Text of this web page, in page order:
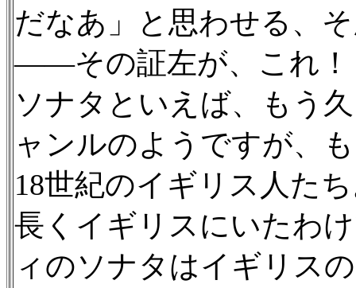
だなあ」と思わせる、
——その証左が、これ！
ソナタといえば、もう
ャンルのようですが、
18世紀のイギリス人た
長くイギリスにいたわ
ィのソナタはイギリス